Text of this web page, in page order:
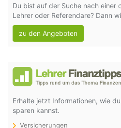
Du bist auf der Suche nach einer
Lehrer oder Referendare? Dann
zu den Angeboten
Erhalte jetzt Informationen, wie
sparen kannst.
Versicherungen